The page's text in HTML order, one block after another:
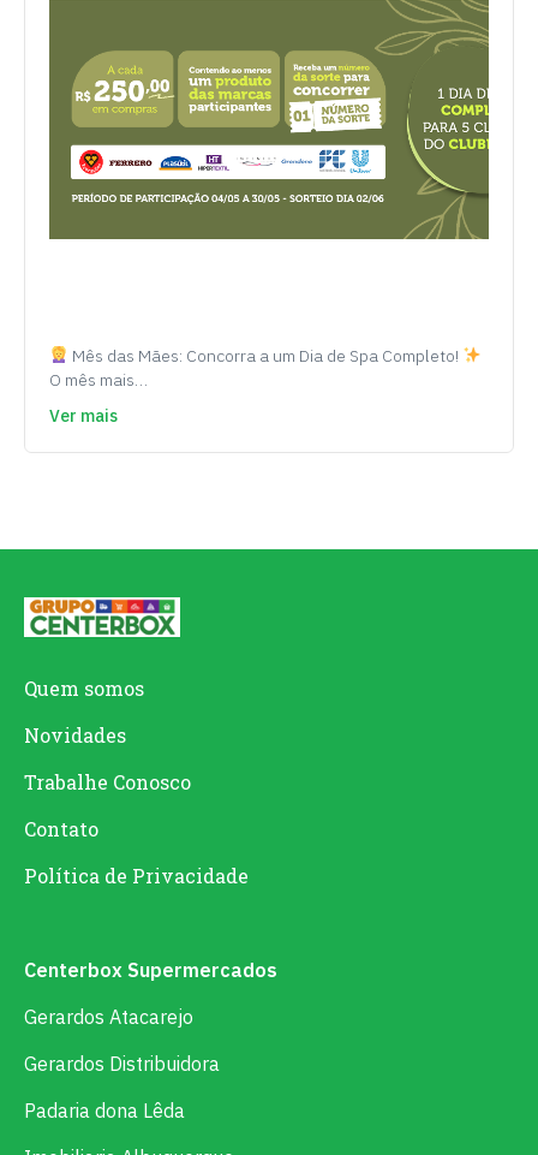
Mês das Mães: Concorra a um Dia de Spa Completo!
O mês mais…
Ver mais
Quem somos
Novidades
Trabalhe Conosco
Contato
Política de Privacidade
Centerbox Supermercados
Gerardos Atacarejo
Gerardos Distribuidora
Padaria dona Lêda